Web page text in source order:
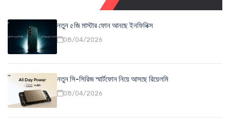
নতুন ৫জি মাস্টার ফোন আনছে ইনফিনিক্স
08/04/2026
নতুন সি-সিরিজ স্মার্টফোন নিয়ে আসছে রিয়েলমি
08/04/2026